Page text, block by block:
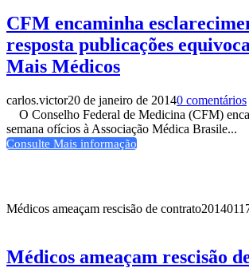
CFM encaminha
resposta publicações
Mais Médicos
carlos.victor20 de janeiro de 20140 comentários
O Conselho Federal de Medicina (CFM)
semana ofícios à Associação Médica Brasile...
Consulte Mais informação
Médicos ameaçam rescisão de contrato
Médicos ameaçam rescisão